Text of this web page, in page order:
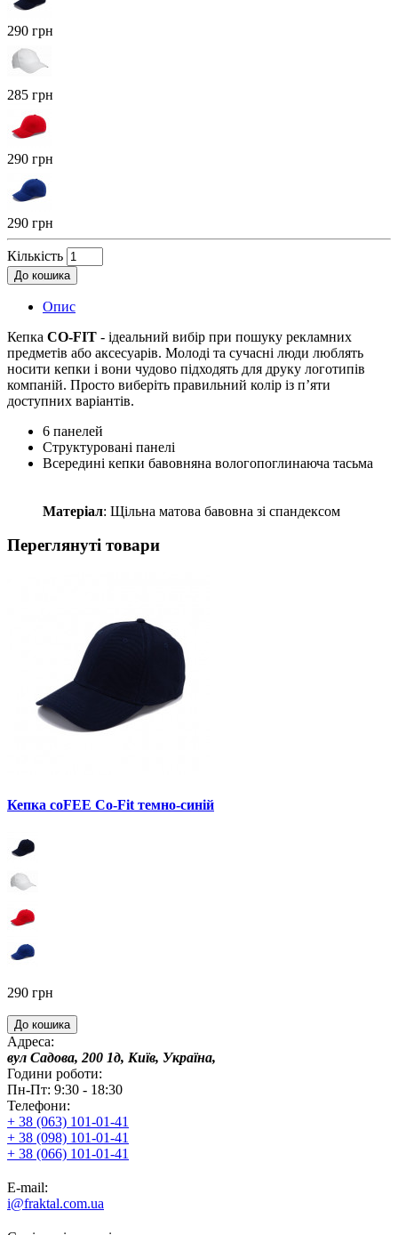
290 грн
285 грн
290 грн
290 грн
Кількість
До кошика
Опис
Кепка CO-FIT - ідеальний вибір при пошуку рекламних
предметів або аксесуарів. Молоді та сучасні люди люблять
носити кепки і вони чудово підходять для друку логотипів
компаній. Просто виберіть правильний колір із п’яти
доступних варіантів.
6 панелей
Структуровані панелі
Всередині кепки бавовняна вологопоглинаюча тасьма
Матеріал: Щільна матова бавовна зі спандексом
Переглянуті товари
Кепка coFEE Co-Fit темно-синій
290 грн
До кошика
Адреса:
вул Садова, 200 1д, Київ, Україна,
Години роботи:
Пн-Пт: 9:30 - 18:30
Телефони:
+ 38 (063) 101-01-41
+ 38 (098) 101-01-41
+ 38 (066) 101-01-41
E-mail:
i@fraktal.com.ua